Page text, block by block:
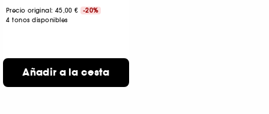
Precio original: 45,00 €
-20%
4 tonos disponibles
Añadir a la cesta